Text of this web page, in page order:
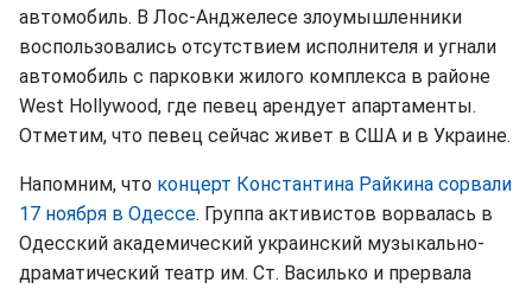
автомобиль. В Лос-Анджелесе злоумышленники
воспользовались отсутствием исполнителя и угнали
автомобиль с парковки жилого комплекса в районе
West Hollywood, где певец арендует апартаменты.
Отметим, что певец сейчас живет в США и в Украине.
Напомним, что концерт Константина Райкина сорвали
17 ноября в Одессе. Группа активистов ворвалась в
Одесский академический украинский музыкально-
драматический театр им. Ст. Василько и прервала